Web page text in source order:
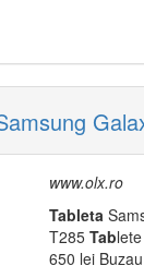
www.olx.ro
Tableta
T285 Tab
650 lei Buzau